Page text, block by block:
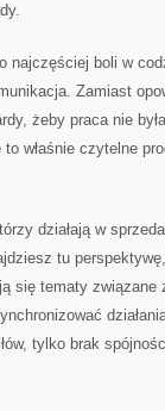
boli w
Zamiast
żeby praca nie
właśnie czytelne
działają w
tu
się tematy związane
tylko brak